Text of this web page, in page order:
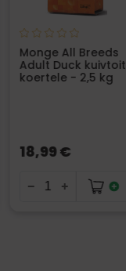
Monge All Breeds
Adult Duck kuivtoit
koertele - 2,5 kg
18,99 €